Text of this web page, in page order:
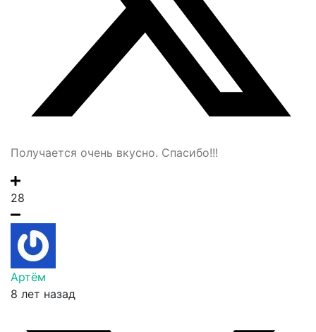
Получается очень вкусно. Спасибо!!!
28
Артём
8 лет назад